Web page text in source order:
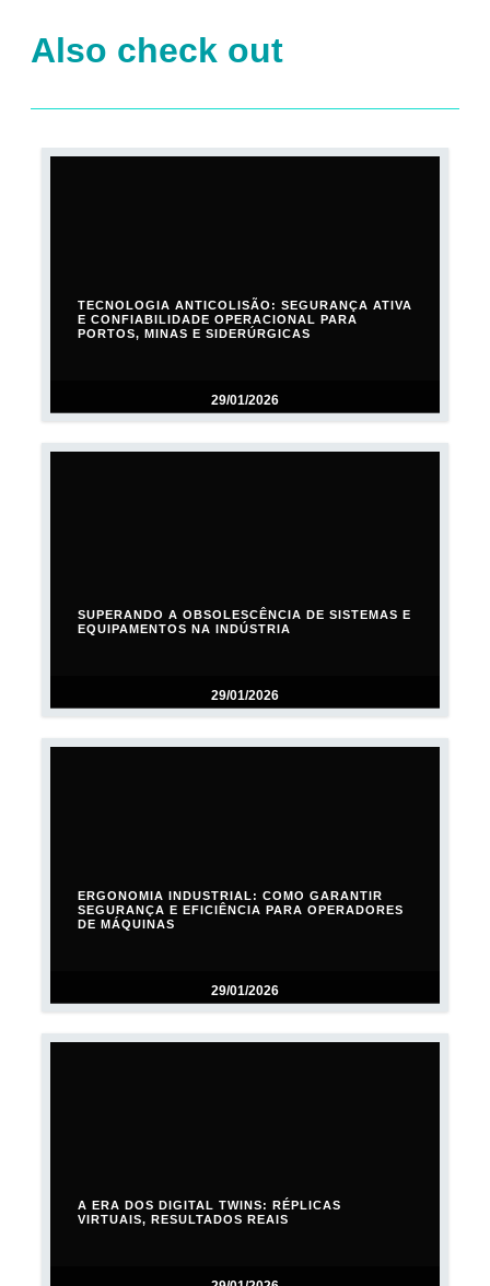
Also check out
29/01/2026
TECNOLOGIA ANTICOLISÃO: SEGURANÇA ATIVA
E CONFIABILIDADE OPERACIONAL PARA
PORTOS, MINAS E SIDERÚRGICAS
29/01/2026
SUPERANDO A OBSOLESCÊNCIA DE SISTEMAS E
EQUIPAMENTOS NA INDÚSTRIA
29/01/2026
ERGONOMIA INDUSTRIAL: COMO GARANTIR
SEGURANÇA E EFICIÊNCIA PARA OPERADORES
DE MÁQUINAS
A ERA DOS DIGITAL TWINS: RÉPLICAS
VIRTUAIS, RESULTADOS REAIS